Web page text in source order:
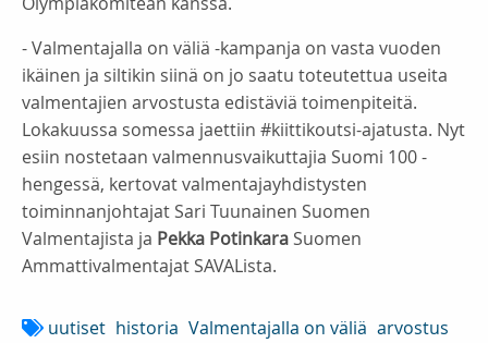
- Valmentajalla on väliä -kampanja on vasta vuoden
ikäinen ja siltikin siinä on jo saatu toteutettua useita
valmentajien arvostusta edistäviä toimenpiteitä.
Lokakuussa somessa jaettiin #kiittikoutsi-ajatusta. Nyt
esiin nostetaan valmennusvaikuttajia Suomi 100 -
hengessä, kertovat valmentajayhdistysten
toiminnanjohtajat Sari Tuunainen Suomen
Valmentajista ja Pekka PotinkaraSuomen
Ammattivalmentajat SAVALista.
uutiset historia Valmentajalla on väliä arvostus